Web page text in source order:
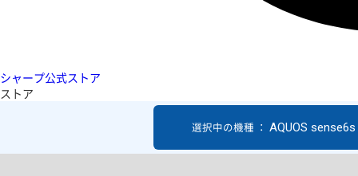
シャープ公式ストア
ストア
選択中の機種 ： AQUOS sense6s